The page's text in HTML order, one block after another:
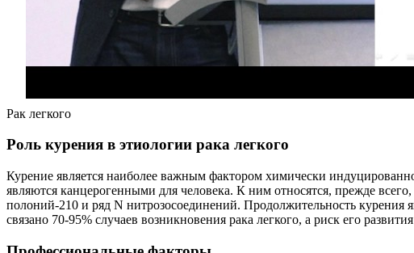
Рак легкого
Роль курения в этиологии рака легкого
Курение является наиболее важным фактором химически
являются канцерогенными для человека. К ним относятся, прежде
полоний-210 и ряд N нитрозосоединений. Продолжительность
связано 70-95% случаев возникновения рака легкого, а риск его